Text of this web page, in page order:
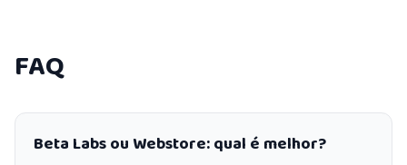
FAQ
Beta Labs ou Webstore: qual é melhor?